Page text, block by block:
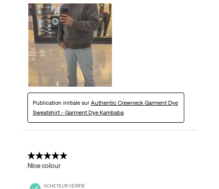
Publication initiale sur Authentic Crewneck Garment Dye
Sweatshirt - Garment Dye Kambaba
5 étoile(s) sur 5.
Nice colour
ACHETEUR VÉRIFIÉ